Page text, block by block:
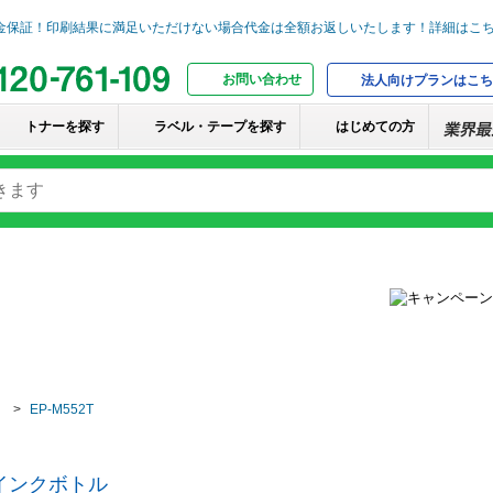
お問い合わせ 法人向けプランはこ
トナーを探す ラベル・テープを探す はじめての方
EP-M552T
ンクボトル